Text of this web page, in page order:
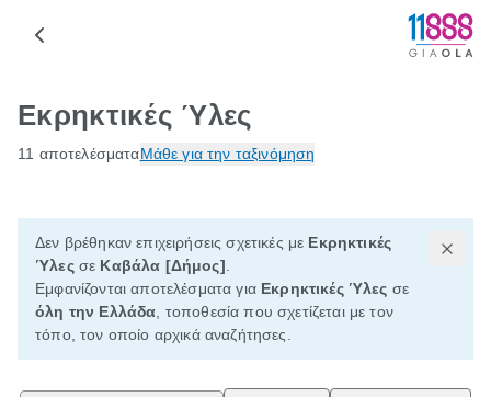
Εκρηκτικές Ύλες
11 αποτελέσματαΜάθε για την ταξινόμηση
Δεν βρέθηκαν επιχειρήσεις σχετικές με Εκρηκτικές
Ύλεςσε Καβάλα [Δήμος]
Εμφανίζονται αποτελέσματα για Εκρηκτικές Ύλες σε
όλη την Ελλάδα , τοποθεσία που σχετίζεται με τον
τόπο, τον οποίο αρχικά αναζήτησες.